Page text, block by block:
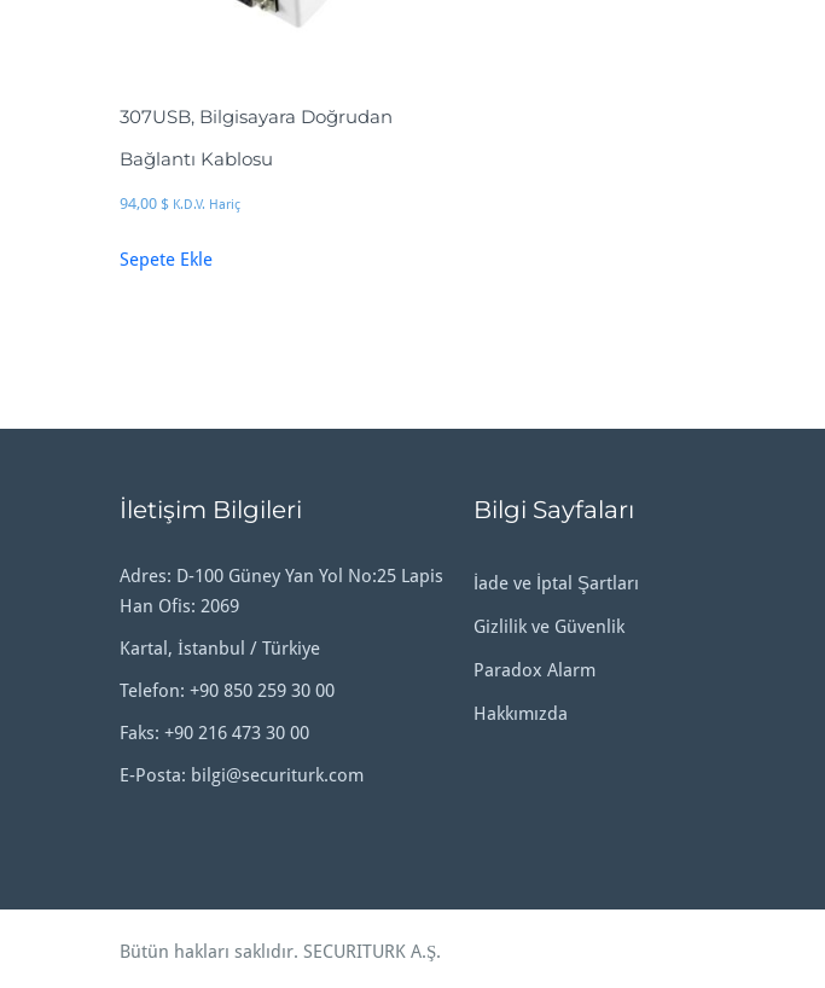
307USB, Bilgisayara Doğrudan
Bağlantı Kablosu
94,00 $ K.D.V. Hariç
Sepete Ekle
İletişim Bilgileri
Adres: D-100 Güney Yan Yol No:25 Lapis
Han Ofis: 2069
Kartal, İstanbul / Türkiye
Telefon: +90 850 259 30 00
Faks: +90 216 473 30 00
E-Posta: bilgi@securiturk.com
Bilgi Sayfaları
İade ve İptal Şartları
Gizlilik ve Güvenlik
Paradox Alarm
Hakkımızda
Bütün hakları saklıdır. SECURITURK A.Ş.